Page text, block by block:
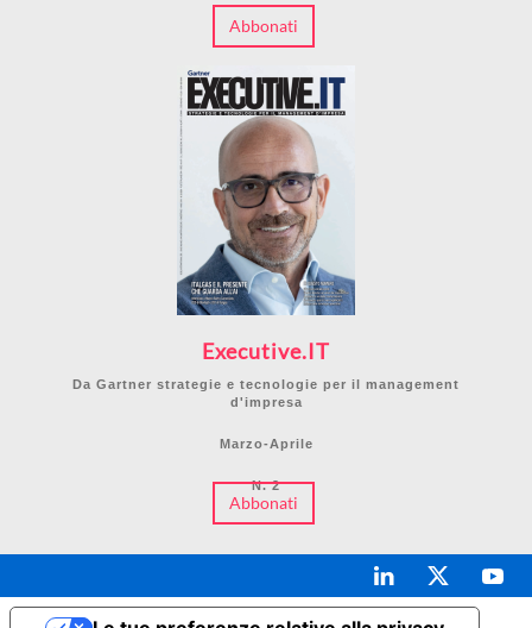
Abbonati
Executive.IT
Da Gartner strategie e tecnologie per il management
d'impresa
Marzo-Aprile
N. 2
Abbonati